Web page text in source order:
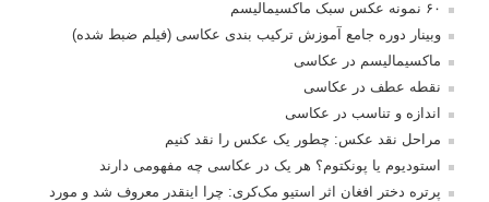
۶۰ نمونه عکس سبک ماکسیمالیسم
وبینار دوره جامع آموزش ترکیب بندی عکاسی (فیلم ضبط شده)
ماکسیمالیسم در عکاسی
نقطه عطف در عکاسی
اندازه و تناسب در عکاسی
مراحل نقد عکس: چطور یک عکس را نقد کنیم
استودیوم یا پونکتوم؟ هر یک در عکاسی چه مفهومی دارند
پرتره دختر افغان اثر استیو مک‌کری: چرا اینقدر معروف شد و مورد